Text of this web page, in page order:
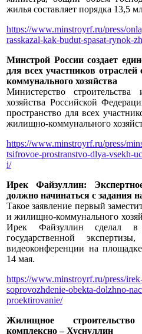
жилья составляет порядка 13,5
https://www.minstroyrf.ru/press/
rasskazal-kak-budut-spasat-rynok-
Минстрой России создает
для всех участников
коммунального хозяйства
Министерство
хозяйства Российской
пространство для всех
жилищно-коммунального
https://www.minstroyrf.ru/press/
tsifrovoe-prostranstvo-dlya-vsekh-
i/
Ирек Файзуллин:
должно начинаться с задания
Такое заявление первый
и жилищно-коммунального
Ирек Файзуллин сделал в
государственной
видеоконференции на
14 мая.
https://www.minstroyrf.ru/press/
soprovozhdenie-obekta-dolzhno-
proektirovanie/
Жилищное
комплексно – Хуснуллин